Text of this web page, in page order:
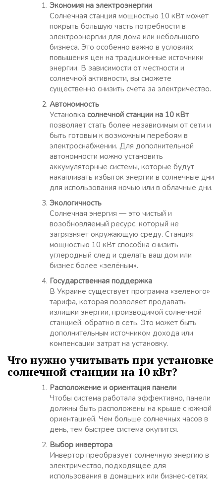
Экономия на электроэнергии
Солнечная станция мощностью 10 кВт может
покрыть большую часть потребности в
электроэнергии для дома или небольшого
бизнеса. Это особенно важно в условиях
повышения цен на традиционные источники
энергии. В зависимости от местности и
солнечной активности, вы сможете
существенно снизить счета за электричество.
Автономность
Установка солнечной станции на 10 кВт
позволяет стать более независимым от сети и
быть готовым к возможным перебоям в
электроснабжении. Для дополнительной
автономности можно установить
аккумуляторные системы, которые будут
накапливать избыток энергии в солнечные дни
для использования ночью или в облачные дни.
Экологичность
Солнечная энергия — это чистый и
возобновляемый ресурс, который не
загрязняет окружающую среду. Станция
мощностью 10 кВт способна снизить
углеродный след и сделать ваш дом или
бизнес более «зелёным».
Государственная поддержка
В Украине существует программа «зеленого»
тарифа, которая позволяет продавать
излишки энергии, производимой солнечной
станцией, обратно в сеть. Это может быть
дополнительным источником дохода или
компенсации затрат на установку.
Что нужно учитывать при установке
солнечной станции на 10 кВт?
Расположение и ориентация панели
Чтобы система работала эффективно, панели
должны быть расположены на крыше с южной
ориентацией. Чем больше солнечных часов в
день, тем быстрее система окупится.
Выбор инвертора
Инвертор преобразует солнечную энергию в
электричество, подходящее для
использования в домашних или бизнес-сетях.